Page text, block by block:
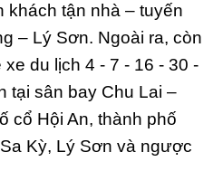
khách tận nhà – tuyến
– Lý Sơn. Ngoài ra, còn
du lịch 4 - 7 - 16 - 30 -
tại sân bay Chu Lai –
cổ Hội An, thành phố
Kỳ, Lý Sơn và ngược